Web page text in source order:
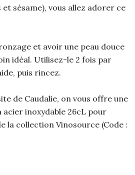
sésame), vous allez adorer ce
et avoir une peau douce
idéal. Utilisez-le 2 fois par
puis rincez.
de Caudalie, on vous offre une
inoxydable 26cL pour
la collection Vinosource (Code :